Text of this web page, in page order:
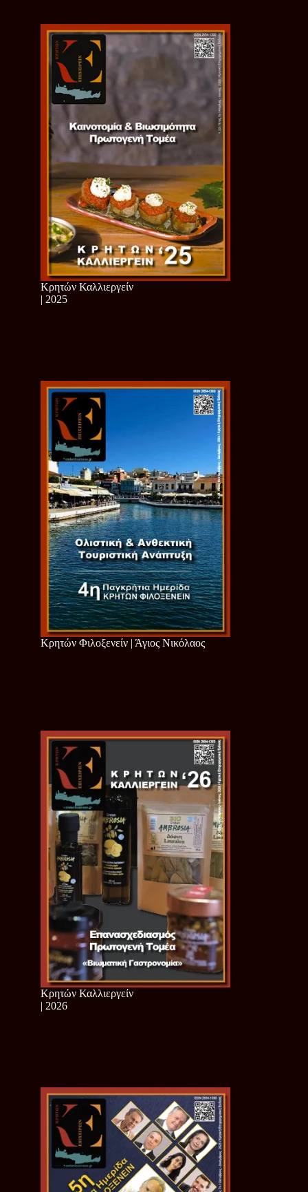
Κρητών Καλλιεργείν
| 2025
Κρητών Φιλοξενείν | Άγιος Νικόλαος
Κρητών Καλλιεργείν
| 2026